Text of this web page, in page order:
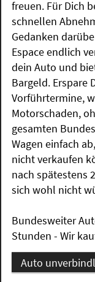
freuen. Für Dich
schnellen
Gedanken
Espace endlich
dein Auto und
Bargeld. Erspare
Vorführtermine,
Motorschaden,
gesamten
Wagen einfach
nicht verkaufen
nach spätestens
sich wohl nicht
Bundesweiter
Stunden - Wir
Auto